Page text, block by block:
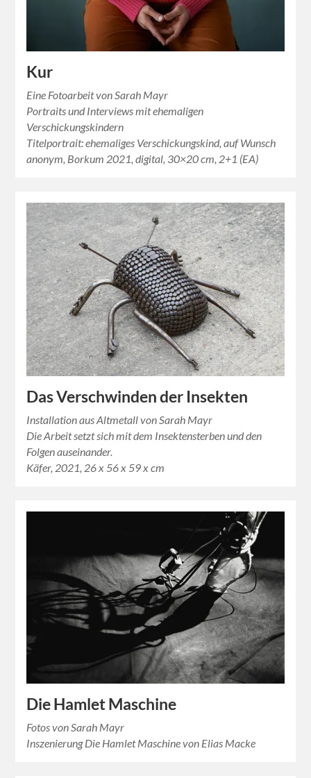
Kur
Eine Fotoarbeit von Sarah Mayr
Portraits und Interviews mit ehemaligen
Verschickungskindern
Titelportrait: ehemaliges Verschickungskind, auf Wunsch
anonym, Borkum 2021, digital, 30×20 cm, 2+1 (EA)
Das Verschwinden der Insekten
Installation aus Altmetall von Sarah Mayr
Die Arbeit setzt sich mit dem Insektensterben und den
Folgen auseinander.
Käfer, 2021, 26 x 56 x 59 x cm
Die Hamlet Maschine
Fotos von Sarah Mayr
Inszenierung Die Hamlet Maschine von Elias Macke